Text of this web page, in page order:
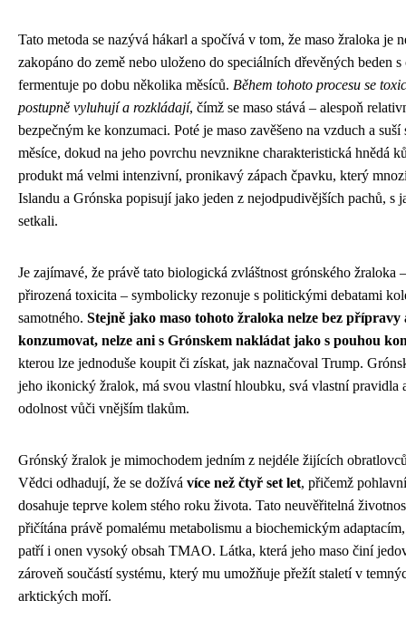
Tato metoda se nazývá hákarl a spočívá v tom, že maso žraloka je
zakopáno do země nebo uloženo do speciálních dřevěných beden
fermentuje po dobu několika měsíců. Během tohoto procesu se
postupně vyluhují a rozkládají, čímž se maso stává – alespoň
bezpečným ke konzumaci. Poté je maso zavěšeno na vzduch a suší
měsíce, dokud na jeho povrchu nevznikne charakteristická hnědá
produkt má velmi intenzivní, pronikavý zápach čpavku, který
Islandu a Grónska popisují jako jeden z nejodpudivějších pachů, s
setkali.
Je zajímavé, že právě tato biologická zvláštnost grónského žraloka
přirozená toxicita – symbolicky rezonuje s politickými debatami
samotného. Stejně jako maso tohoto žraloka nelze bez přípravy
konzumovat, nelze ani s Grónskem nakládat jako s pouhou
kterou lze jednoduše koupit či získat, jak naznačoval Trump.
jeho ikonický žralok, má svou vlastní hloubku, svá vlastní pravidla
odolnost vůči vnějším tlakům.
Grónský žralok je mimochodem jedním z nejdéle žijících
Vědci odhadují, že se dožívá více než čtyř set let, přičemž
dosahuje teprve kolem stého roku života. Tato neuvěřitelná
přičítána právě pomalému metabolismu a biochemickým
patří i onen vysoký obsah TMAO. Látka, která jeho maso činí
zároveň součástí systému, který mu umožňuje přežít staletí v
arktických moří.